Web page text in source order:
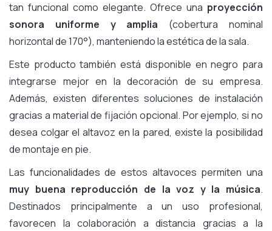
tan funcional como elegante. Ofrece una proyección
sonora uniforme y amplia (cobertura nominal
horizontal de 170°), manteniendo la estética de la sala.
Este producto también está disponible en negro para
integrarse mejor en la decoración de su empresa.
Además, existen diferentes soluciones de instalación
gracias a material de fijación opcional. Por ejemplo, si no
desea colgar el altavoz en la pared, existe la posibilidad
de montaje en pie.
Las funcionalidades de estos altavoces permiten una
muy buena reproducción de la voz y la música.
Destinados principalmente a un uso profesional,
favorecen la colaboración a distancia gracias a la